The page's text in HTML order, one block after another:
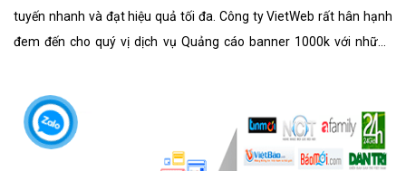
tuyến nhanh và đạt hiệu quả tối đa. Công ty VietWeb rất hân hạnh
đem đến cho quý vị dịch vụ Quảng cáo banner 1000k với những